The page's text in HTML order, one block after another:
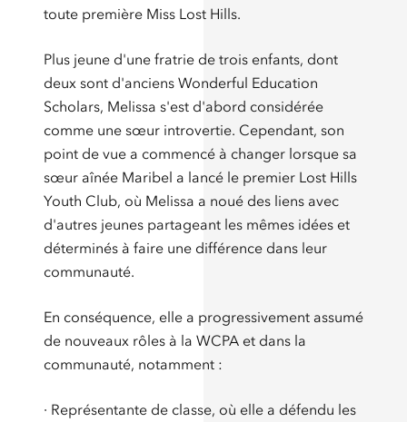
toute première Miss Lost Hills.
Plus jeune d'une fratrie de trois enfants, dont
deux sont d'anciens Wonderful Education
Scholars, Melissa s'est d'abord considérée
comme une sœur introvertie. Cependant, son
point de vue a commencé à changer lorsque sa
sœur aînée Maribel a lancé le premier Lost Hills
Youth Club, où Melissa a noué des liens avec
d'autres jeunes partageant les mêmes idées et
déterminés à faire une différence dans leur
communauté.
En conséquence, elle a progressivement assumé
de nouveaux rôles à la WCPA et dans la
communauté, notamment :
· Représentante de classe, où elle a défendu les